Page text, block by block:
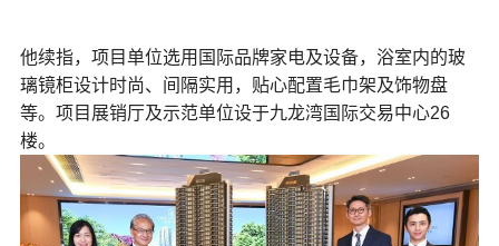
他续指，项目单位选用国际品牌家电及设备，浴室内的玻
璃镜柜设计时尚、间隔实用，贴心配置毛巾架及饰物盘
等。项目展销厅及示范单位设于九龙湾国际交易中心26
楼。